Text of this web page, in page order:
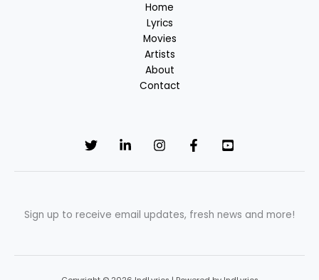
Home
Lyrics
Movies
Artists
About
Contact
Sign up to receive email updates, fresh news and more!